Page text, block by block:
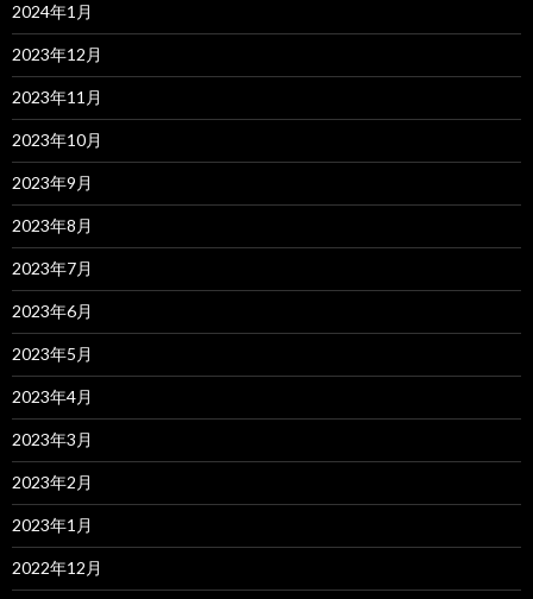
2024年1月
2023年12月
2023年11月
2023年10月
2023年9月
2023年8月
2023年7月
2023年6月
2023年5月
2023年4月
2023年3月
2023年2月
2023年1月
2022年12月